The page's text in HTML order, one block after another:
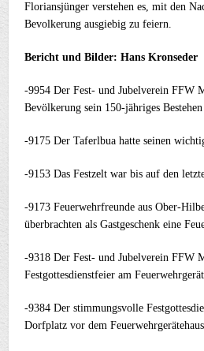
Floriansjünger verstehen es, mit den
Bevolkerung ausgiebig zu feiern.
Bericht und Bilder: Hans Kronseder
-9954 Der Fest- und Jubelverein FFW
Bevölkerung sein 150-jähriges Bestehen
-9175 Der Taferlbua hatte seinen
-9153 Das Festzelt war bis auf den
-9173 Feuerwehrfreunde aus Ober-
überbrachten als Gastgeschenk eine
-9318 Der Fest- und Jubelverein FFW
Festgottesdienstfeier am
-9384 Der stimmungsvolle
Dorfplatz vor dem